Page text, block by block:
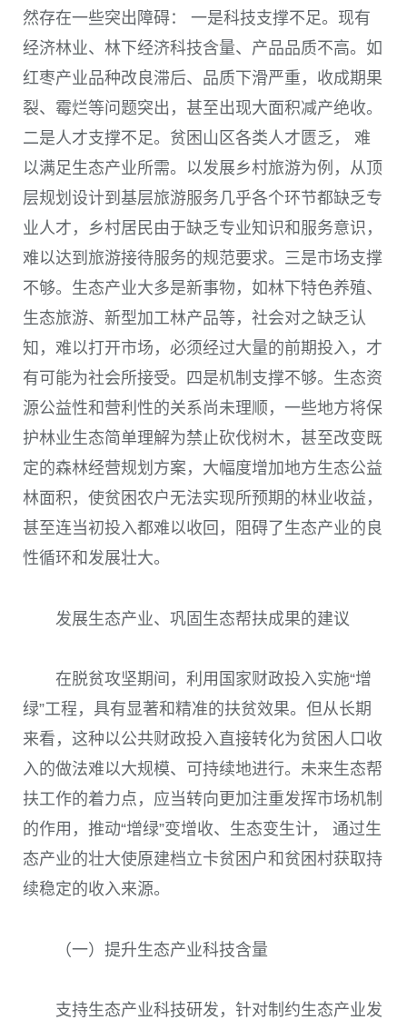
然存在一些突出障碍： 一是科技支撑不足。现有
经济林业、林下经济科技含量、产品品质不高。如
红枣产业品种改良滞后、品质下滑严重，收成期果
裂、霉烂等问题突出，甚至出现大面积减产绝收。
二是人才支撑不足。贫困山区各类人才匮乏， 难
以满足生态产业所需。以发展乡村旅游为例，从顶
层规划设计到基层旅游服务几乎各个环节都缺乏专
业人才，乡村居民由于缺乏专业知识和服务意识，
难以达到旅游接待服务的规范要求。三是市场支撑
不够。生态产业大多是新事物，如林下特色养殖、
生态旅游、新型加工林产品等，社会对之缺乏认
知，难以打开市场，必须经过大量的前期投入，才
有可能为社会所接受。四是机制支撑不够。生态资
源公益性和营利性的关系尚未理顺，一些地方将保
护林业生态简单理解为禁止砍伐树木，甚至改变既
定的森林经营规划方案，大幅度增加地方生态公益
林面积，使贫困农户无法实现所预期的林业收益，
甚至连当初投入都难以收回，阻碍了生态产业的良
性循环和发展壮大。
发展生态产业、巩固生态帮扶成果的建议
在脱贫攻坚期间，利用国家财政投入实施“增
绿”工程，具有显著和精准的扶贫效果。但从长期
来看，这种以公共财政投入直接转化为贫困人口收
入的做法难以大规模、可持续地进行。未来生态帮
扶工作的着力点，应当转向更加注重发挥市场机制
的作用，推动“增绿”变增收、生态变生计， 通过生
态产业的壮大使原建档立卡贫困户和贫困村获取持
续稳定的收入来源。
（一）提升生态产业科技含量
支持生态产业科技研发，针对制约生态产业发